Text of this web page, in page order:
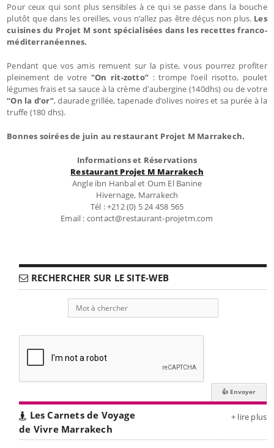
Pour ceux qui sont plus sensibles à ce qui se passe dans la bouche
plutôt que dans les oreilles, vous n’allez pas être déçus non plus. Les
cuisines du Projet M sont spécialisées dans les recettes franco-
méditerranéennes.
Pendant que vos amis remuent sur la piste, vous pourrez profiter
pleinement de votre "On rit-zotto” : trompe l’oeil risotto, poulet
légumes frais et sa sauce à la crème d'aubergine (140dhs) ou de votre
“On la d’or”, daurade grillée, tapenade d’olives noires et sa purée à la
truffe (180 dhs).
Bonnes soirées de juin au restaurant Projet M Marrakech.
Informations et Réservations
Restaurant Projet M Marrakech
Angle ibn Hanbal et Oum El Banine
Hivernage, Marrakech
Tél : +212 (0) 5 24 458 565
Email : contact@restaurant-projetm.com
RECHERCHER SUR LE SITE-WEB
Les Carnets de Voyage
de Vivre Marrakech
+ lire plus